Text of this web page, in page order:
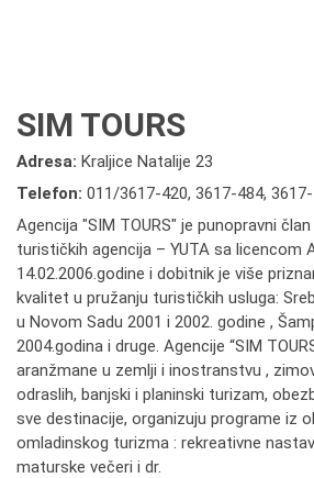
SIM TOURS
Adresa: Kraljice Natalije 23
Telefon: 011/3617-420, 3617-484,
Agencija "SIM TOURS" je punopravni
turističkih agencija – YUTA sa licencom
14.02.2006.godine i dobitnik je više
kvalitet u pružanju turističkih usluga:
u Novom Sadu 2001 i 2002. godine ,
2004.godina i druge. Agencije “SIM
aranžmane u zemlji i inostranstvu ,
odraslih, banjski i planinski turizam,
sve destinacije, organizuju programe iz
omladinskog turizma : rekreativne
maturske večeri i dr.